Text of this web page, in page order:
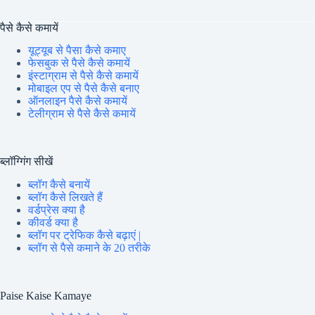
पैसे कैसे कमायें
यूट्यूब से पैसा कैसे कमाए
फेसबुक से पैसे कैसे कमायें
इंस्टाग्राम से पैसे कैसे कमायें
मोबाइल एप से पैसे कैसे बनाए
ऑनलाइन पैसे कैसे कमायें
टेलीग्राम से पैसे कैसे कमायें
ब्लॉग्गिंग सीखें
ब्लॉग कैसे बनायें
ब्लॉग कैसे लिखते हैं
वर्डप्रेस क्या है
कीवर्ड क्या है
ब्लॉग पर ट्रेफिक कैसे बढ़ाएं |
ब्लॉग से पैसे कमाने के 20 तरीके
Paise Kaise Kamaye